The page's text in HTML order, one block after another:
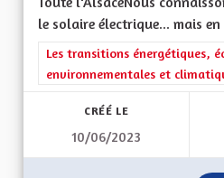
le solaire électrique... mais
Filtrer les résultats de la
Les transitions énergétiques,
environnementales et
CRÉÉ LE
10/06/2023